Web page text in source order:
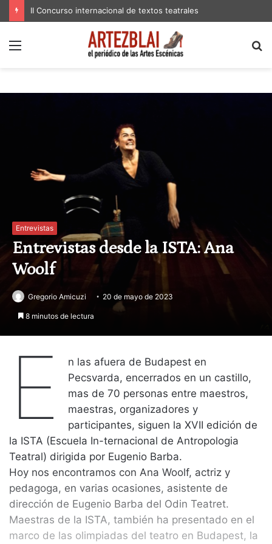
II Concurso internacional de textos teatrales
Menú
Entrevistas
Entrevistas desde la ISTA: Ana
Woolf
Gregorio Amicuzi 20 de mayo de 2023
8 minutos de lectura
E
n las afuera de Budapest en
Pecsvarda, encerrados en un castillo,
mas de 70 personas entre maestros,
maestras, organizadores y
participantes, siguen la XVII edición de
la ISTA (Escuela In-ternacional de Antropologia
Teatral) dirigida por Eugenio Barba.
Hoy nos encontramos con Ana Woolf, actriz y
pedagoga, en varias ocasiones, asistente de
dirección de Eugenio Barba del Odin Teatret.
Maestras de la ISTA, también ha presentado en el
marco de las olimpiadas del teatro en Budapest, la